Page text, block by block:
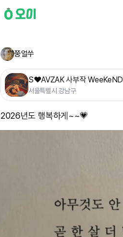
쭝얼쑤
S❤️AVZAK 사부작 WeeKeND
서울특별시 강남구
2026년도 행복하게~~💗